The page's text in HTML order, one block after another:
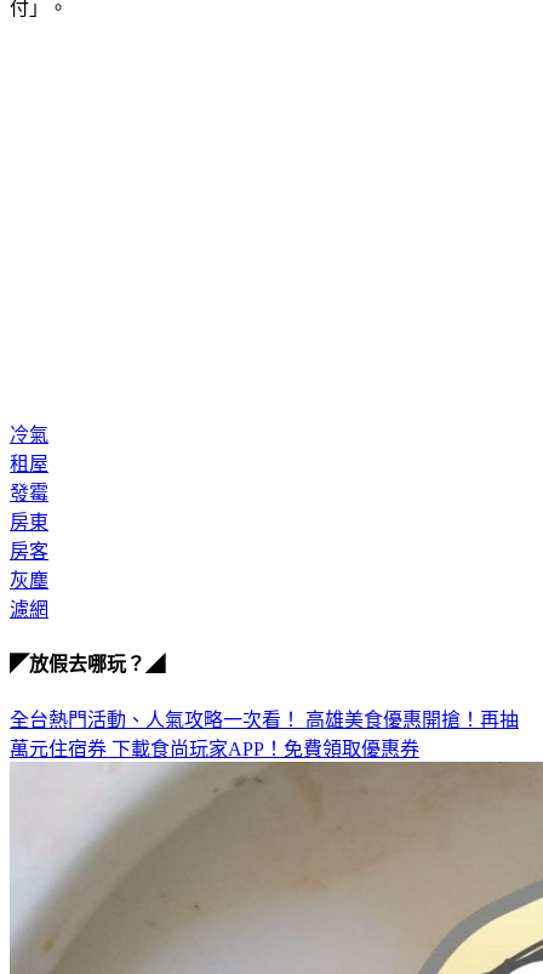
付」。
冷氣
租屋
發霉
房東
房客
灰塵
濾網
◤放假去哪玩？◢
全台熱門活動、人氣攻略一次看！ 高雄美食優惠開搶！再抽
萬元住宿券 下載食尚玩家APP！免費領取優惠券